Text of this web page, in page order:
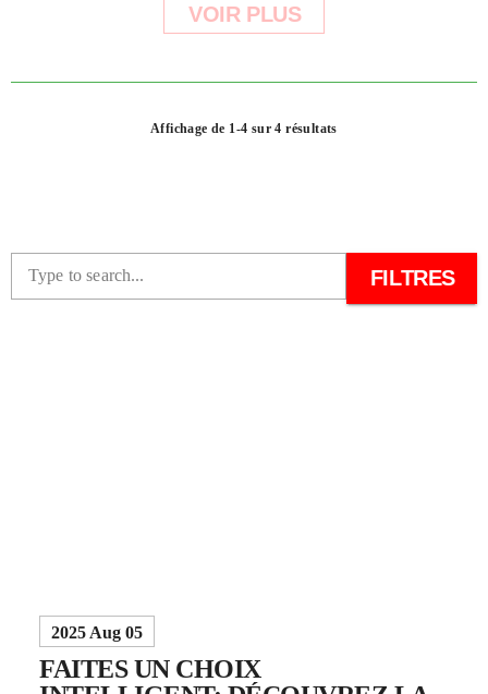
VOIR PLUS
Affichage de 1-4 sur 4 résultats
Type to search... FILTRES
2025 Aug 05
FAITES UN CHOIX